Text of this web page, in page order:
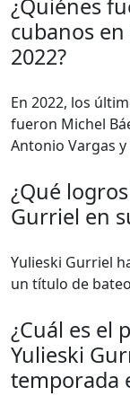
¿Quiénes
cubanos
2022?
En 2022, los
fueron Michel
Antonio Vargas
¿Qué
Gurriel en
Yulieski Gurriel
un título de
¿Cuál es el
Yulieski
temporada